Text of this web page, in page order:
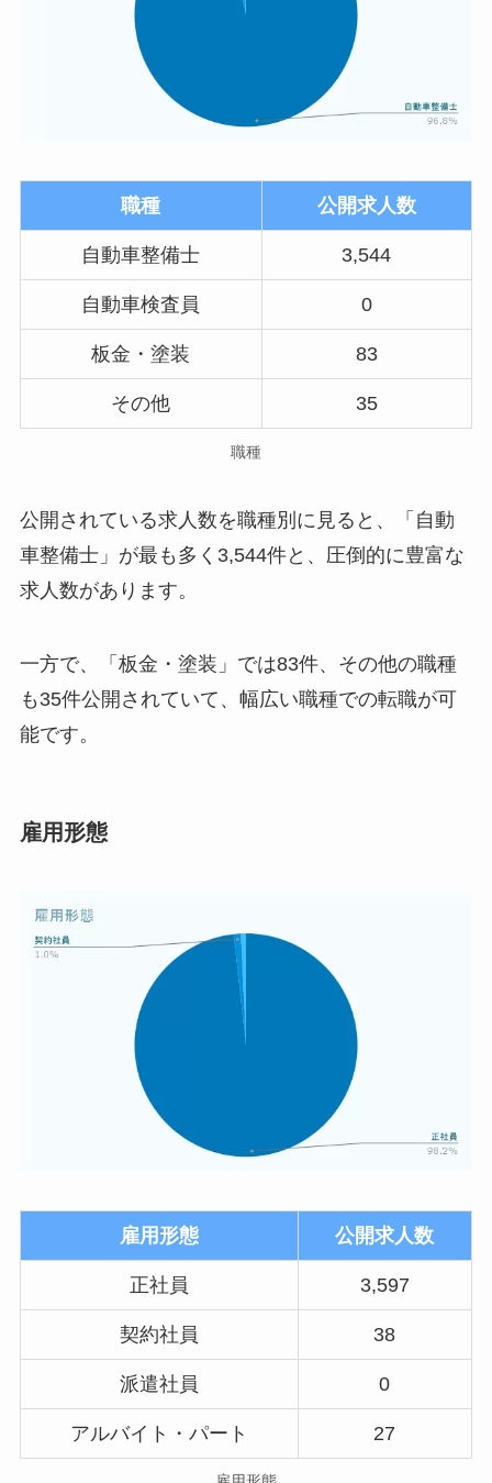
職種 公開求人数
自動車整備士 3,544
自動車検査員 0
板金・塗装 83
その他 35
職種
公開されている求人数を職種別に見ると、「自動
車整備士」が最も多く3,544件と、圧倒的に豊富な
求人数があります。
一方で、「板金・塗装」では83件、その他の職種
も35件公開されていて、幅広い職種での転職が可
能です。
雇用形態
雇用形態 公開求人数
正社員 3,597
契約社員 38
派遣社員 0
アルバイト・パート 27